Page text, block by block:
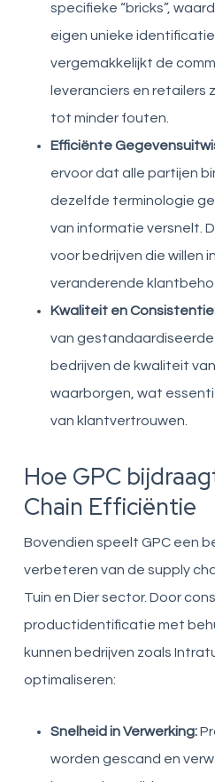
specifieke “bricks”,
eigen unieke
vergemakkelijkt de
leveranciers en retailers
tot minder fouten.
Efficiënte
ervoor dat alle partijen
dezelfde terminologie
van informatie versnelt.
voor bedrijven die willen
veranderende
Kwaliteit en
van
bedrijven de kwaliteit
waarborgen, wat
van klantvertrouwen.
Hoe GPC
Chain Efficiëntie
Bovendien speelt GPC een
verbeteren van de supply
Tuin en Dier sector. Door
productidentificatie met
kunnen bedrijven zoals
optimaliseren:
Snelheid in Verwerking:
worden gescand en